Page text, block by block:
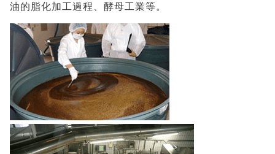
油的脂化加工過程、酵母工業等。